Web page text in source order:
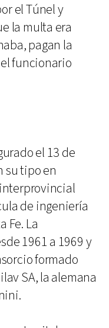
el Túnel y
la multa era
pagan la
funcionario
el 13 de
su tipo en
de ingeniería
Fe. La
1961 a 1969 y
formado
SA, la alemana